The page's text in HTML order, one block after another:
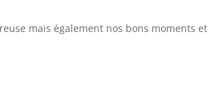
mais également nos bons moments et